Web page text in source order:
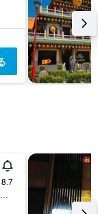
No.151, Guolian 5th Rd., 花蓮市, 台湾